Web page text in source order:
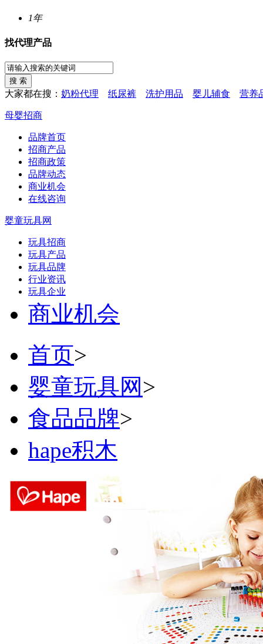
1年
找代理产品
大家都在搜： 奶粉代理 纸尿裤 洗护用品 婴儿辅食 营养
母婴招商
品牌首页
招商产品
招商政策
品牌动态
商业机会
在线咨询
婴童玩具网
玩具招商
玩具产品
玩具品牌
行业资讯
玩具企业
商业机会
首页>
婴童玩具网 >
食品品牌>
hape积木